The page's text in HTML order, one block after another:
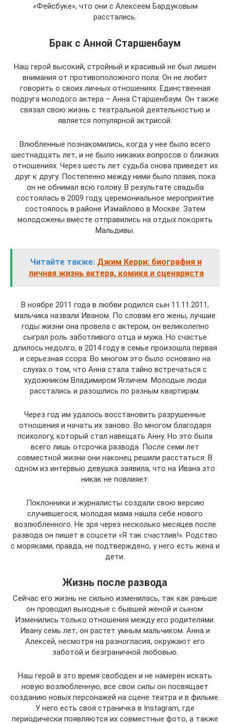
«Фейсбуке», что они с Алексеем Бардуковым
расстались.
Брак с Анной Старшенбаум
Наш герой высокий, стройный и красивый не был лишен
внимания от противоположного пола. Он не любит
говорить о своих личных отношениях. Единственная
подруга молодого актера – Анна Старшенбаум. Он также
связал свою жизнь с театральной деятельностью и
является популярной актрисой.
Влюбленные познакомились, когда у нее было всего
шестнадцать лет, и не было никаких вопросов о близких
отношениях. Через шесть лет судьба снова приведет их
друг к другу. Постепенно между ними было пламя, пока
он не обнимал всю голову. В результате свадьба
состоялась в 2009 году, церемониальное мероприятие
состоялось в районе Измайлово в Москве. Затем
молодожены вместе отправились на отдых покорять
Мальдивы.
Читайте также: Джим Керри: биография и
личная жизнь актера, комика и сценариста
В ноябре 2011 года в любви родился сын 11.11.2011,
мальчика назвали Иваном. По словам его жены, лучшие
годы жизни она провела с актером, он великолепно
сыграл роль заботливого отца и мужа. Но счастье
длилось недолго, в 2014 году в семье произошла первая
и серьезная ссора. Во многом это было основано на
слухах о том, что Анна стала тайно встречаться с
художником Владимиром Ягличем. Молодые люди
расстались и разошлись по разным квартирам.
Через год им удалось восстановить разрушенные
отношения и начать их заново. Во многом благодаря
психологу, который стал навещать Анну. Но это была
всего лишь отсрочка развода. После семи лет
совместной жизни они наконец решили расстаться. В
одном из интервью девушка заявила, что на Ивана это
никак не повлияет.
Поклонники и журналисты создали свою версию
случившегося, молодая мама нашла себе нового
возлюбленного. Не зря через несколько месяцев после
развода он пишет в соцсети «Я так счастлив!». Родство
с моряками, правда, не подтверждено, у него есть жена и
дети.
Жизнь после развода
Сейчас его жизнь не сильно изменилась, так как раньше
он проводил выходные с бывшей женой и сыном.
Изменились только отношения между его родителями.
Ивану семь лет, он растет умным мальчиком. Анна и
Алексей, несмотря на разногласия, окружают его
заботой и безграничной любовью.
Наш герой в это время свободен и не намерен искать
новую возлюбленную, все свои силы он посвящает
созданию новых персонажей на сцене театра и в фильме.
У него есть своя страничка в Instagram, где
периодически появляются их совместные фото, а также